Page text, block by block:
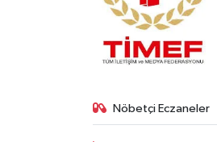
Nöbetçi Eczaneler